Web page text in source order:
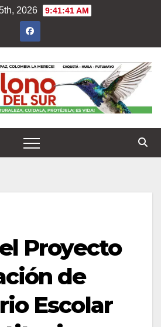
2026 9:41:43 AM
Proyecto
de
Escolar